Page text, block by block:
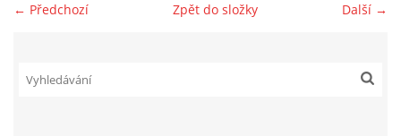
← Předchozí Další →
Zpět do složky